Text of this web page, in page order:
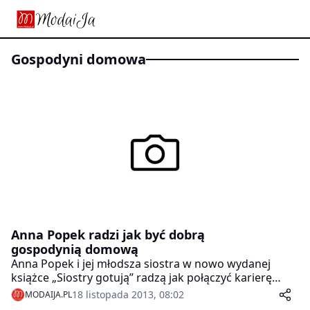
gospodyni domowa
Anna Popek radzi jak być dobrą
gospodynią domową
Anna Popek i jej młodsza siostra w nowo wydanej
książce „Siostry gotują” radzą jak połączyć karierę
zawodowe z atrakcyjnym wyglądem oraz zdrowym
odżywianiem się. W książce jest szereg porad jak
MODAIJA.PL18 listopada 2013, 08:02